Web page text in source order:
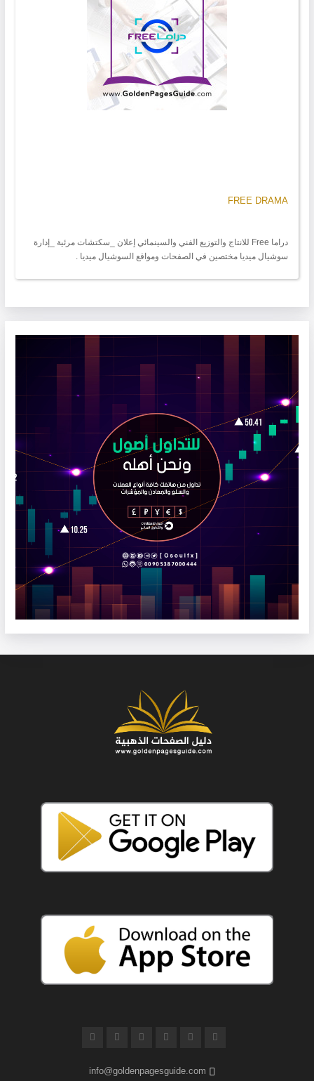
FREE DRAMA
دراما Free للانتاج والتوزيع الفني والسينمائي إعلان _سكتشات مرئية _إدارة
سوشيال ميديا مختصين في الصفحات ومواقع السوشيال ميديا .
info@goldenpagesguide.com